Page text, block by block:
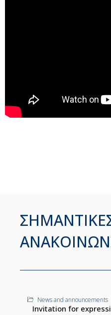
News and announcements
Invitation for